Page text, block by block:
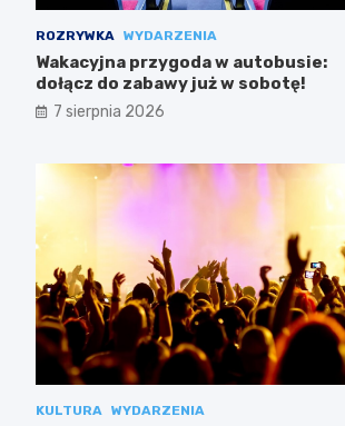
ROZRYWKA WYDARZENIA
Wakacyjna przygoda w autobusie:
dołącz do zabawy już w sobotę!
7 sierpnia 2026
KULTURA WYDARZENIA